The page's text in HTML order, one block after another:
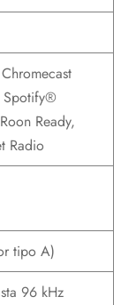
Spotify®
Ready,
Radio
tipo A)
96 kHz